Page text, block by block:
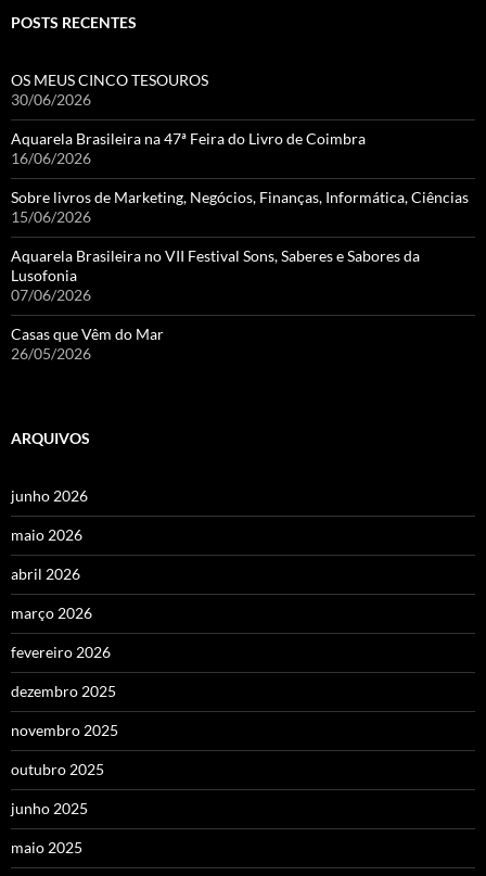
POSTS RECENTES
OS MEUS CINCO TESOUROS
30/06/2026
Aquarela Brasileira na 47ª Feira do Livro de Coimbra
16/06/2026
Sobre livros de Marketing, Negócios, Finanças, Informática, Ciências
15/06/2026
Aquarela Brasileira no VII Festival Sons, Saberes e Sabores da
Lusofonia
07/06/2026
Casas que Vêm do Mar
26/05/2026
ARQUIVOS
junho 2026
maio 2026
abril 2026
março 2026
fevereiro 2026
dezembro 2025
novembro 2025
outubro 2025
junho 2025
maio 2025